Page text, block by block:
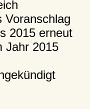
Voranschlag
2015 erneut
Jahr 2015